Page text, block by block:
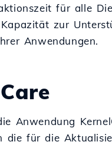
für alle
zur
Anwendungen.
Anwendung
die für die